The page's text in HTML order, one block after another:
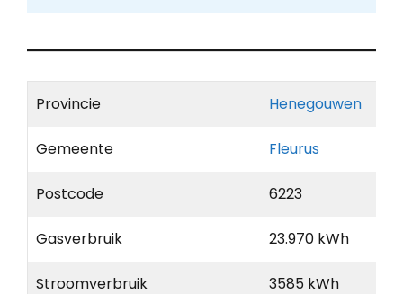
Provincie Henegouwen
Gemeente Fleurus
Postcode 6223
Gasverbruik 23.970 kWh
Stroomverbruik 3585 kWh